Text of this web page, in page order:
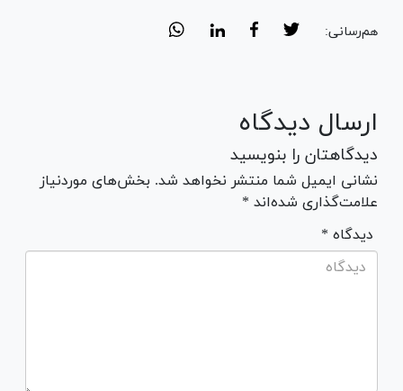
هم‌رسانی:
ارسال دیدگاه
دیدگاهتان را بنویسید
نشانی ایمیل شما منتشر نخواهد شد. بخش‌های موردنیاز
علامت‌گذاری شده‌اند *
* دیدگاه